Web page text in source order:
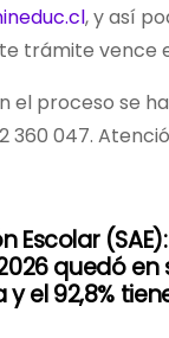
, y así
trámite vence
el proceso se
360 047.
Escolar
quedó en
el 92,8%